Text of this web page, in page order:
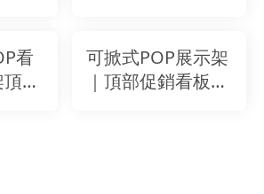
色
cm
看
部
可掀式POP展示架
｜頂部促銷看板架